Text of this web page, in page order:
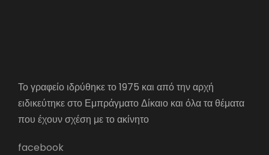
Το γραφείο ιδρύθηκε το 1975 και από την αρχή
ειδικεύτηκε στο Εμπράγματο Δίκαιο και όλα τα θέματα
που έχουν σχέση με το ακίνητο
facebook